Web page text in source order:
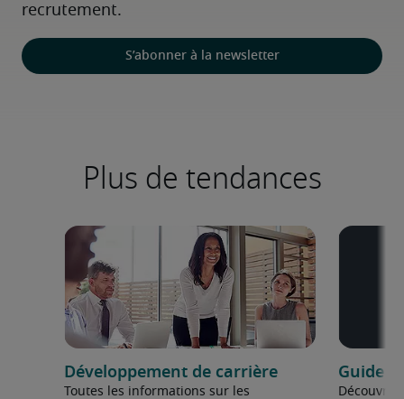
recrutement.
S’abonner à la newsletter
Plus de tendances
Développement de carrière
Toutes les informations sur les
Guide